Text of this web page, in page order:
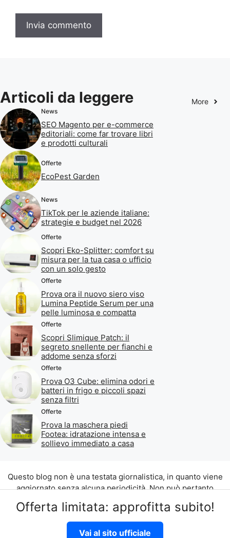
Offerta limitata: approfitta subito!
Vai al sito ufficiale
Articoli da leggere More
News
SEO Magento per e-commerce
editoriali: come far trovare libri
e prodotti culturali
Offerte
EcoPest Garden
News
TikTok per le aziende italiane:
strategie e budget nel 2026
Offerte
Scopri Eko-Splitter: comfort su
misura per la tua casa o ufficio
con un solo gesto
Offerte
Prova ora il nuovo siero viso
Lumina Peptide Serum per una
pelle luminosa e compatta
Offerte
Scopri Slimique Patch: il
segreto snellente per fianchi e
addome senza sforzi
Offerte
Prova O3 Cube: elimina odori e
batteri in frigo e piccoli spazi
senza filtri
Offerte
Prova la maschera piedi
Footea: idratazione intensa e
sollievo immediato a casa
Questo blog non è una testata giornalistica, in quanto viene
aggiornato senza alcuna periodicità. Non può pertanto
considerarsi un prodotto editoriale ai sensi della legge n. 62
del 07.03.2001.
©2026 di Aliados Srl C.da Piana Romana snc, 90010 Lascari
(PA) P.IVA 07262700821